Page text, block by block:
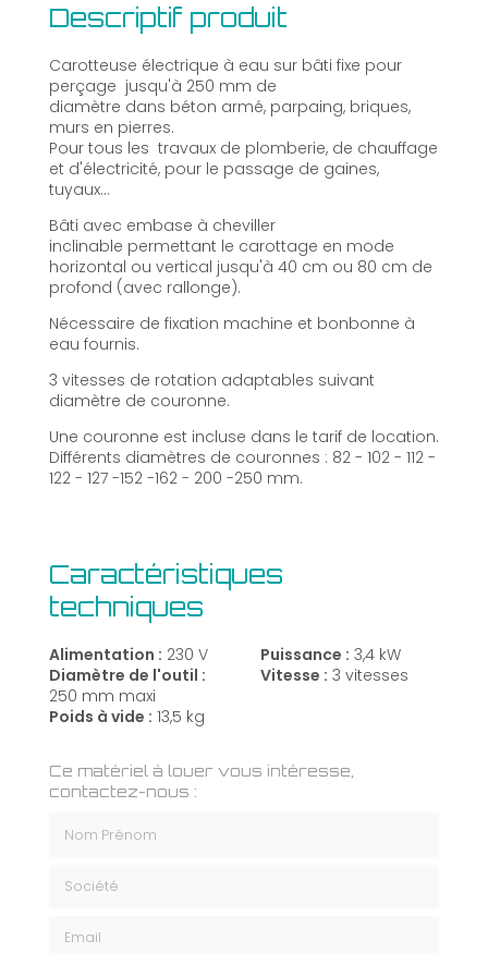
Ce matériel à louer vous intéresse,
contactez-nous :
Descriptif produit
Carotteuse électrique à eau sur bâti fixe pour
perçage jusqu'à 250 mm de
diamètre dans béton armé, parpaing, briques,
murs en pierres.
Pour tous les travaux de plomberie, de chauffage
et d'électricité, pour le passage de gaines,
tuyaux...
Bâti avec embase à cheviller
inclinable permettant le carottage en mode
horizontal ou vertical jusqu'à 40 cm ou 80 cm de
profond (avec rallonge).
Nécessaire de fixation machine et bonbonne à
eau fournis.
3 vitesses de rotation adaptables suivant
diamètre de couronne.
Une couronne est incluse dans le tarif de location.
Différents diamètres de couronnes : 82 - 102 - 112 -
122 - 127 -152 -162 - 200 -250 mm.
Caractéristiques
techniques
Alimentation : 230 V
Diamètre de l'outil :
250 mm maxi
Poids à vide : 13,5 kg
Puissance : 3,4 kW
Vitesse : 3 vitesses